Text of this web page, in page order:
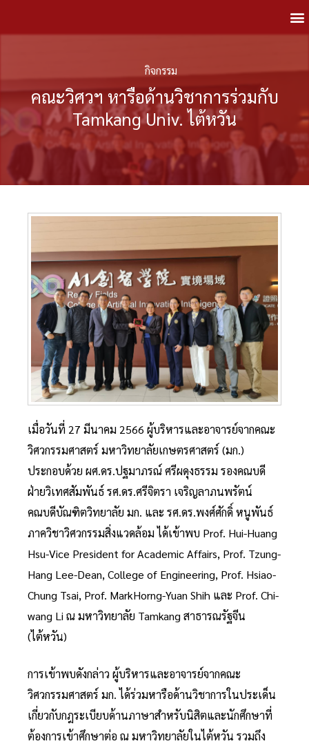
กิจกรรม
คณะวิศวฯ หารือด้านวิชาการร่วมกับ
Tamkang Univ. ไต้หวัน
เมื่อวันที่ 27 มีนาคม 2566 ผู้บริหารและอาจารย์จากคณะ
วิศวกรรมศาสตร์ มหาวิทยาลัยเกษตรศาสตร์ (มก.)
ประกอบด้วย ผศ.ดร.ปฐมาภรณ์ ศรีผดุงธรรม รองคณบดี
ฝ่ายวิเทศสัมพันธ์ รศ.ดร.ศรีจิตรา เจริญลาภนพรัตน์
คณบดีบัณฑิตวิทยาลัย มก. และ รศ.ดร.พงศ์ศักดิ์ หนูพันธ์
ภาควิชาวิศวกรรมสิ่งแวดล้อม ได้เข้าพบ Prof. Hui-Huang
Hsu-Vice President for Academic Affairs, Prof. Tzung-
Hang Lee-Dean, College of Engineering, Prof. Hsiao-
Chung Tsai, Prof. MarkHorng-Yuan Shih และ Prof. Chi-
wang Li ณ มหาวิทยาลัย Tamkang สาธารณรัฐจีน
(ไต้หวัน)
การเข้าพบดังกล่าว ผู้บริหารและอาจารย์จากคณะ
วิศวกรรมศาสตร์ มก. ได้ร่วมหารือด้านวิชาการในประเด็น
เกี่ยวกับกฎระเบียบด้านภาษาสำหรับนิสิตและนักศึกษาที่
ต้องการเข้าศึกษาต่อ ณ มหาวิทยาลัยในไต้หวัน รวมถึง